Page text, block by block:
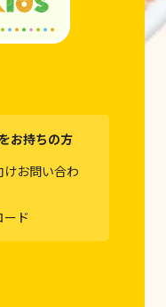
お持ちの方
お問い合わ
ード